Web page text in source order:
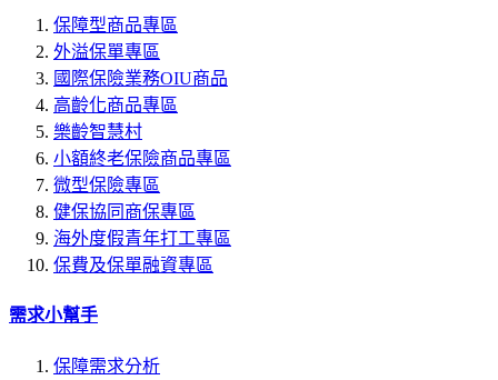
保障型商品專區
外溢保單專區
國際保險業務OIU商品
高齡化商品專區
樂齡智慧村
小額終老保險商品專區
微型保險專區
健保協同商保專區
海外度假青年打工專區
保費及保單融資專區
需求小幫手
保障需求分析